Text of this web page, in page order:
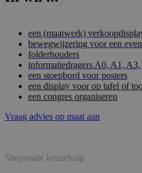
een (maatwerk)
bewegwijzering voor een
folderhouders
informatiedragers A0, A1,
een stoepbord voor posters
een display voor op tafel of
een congres organiseren
Vraag advies op maat aan
Shopmade keuzehulp